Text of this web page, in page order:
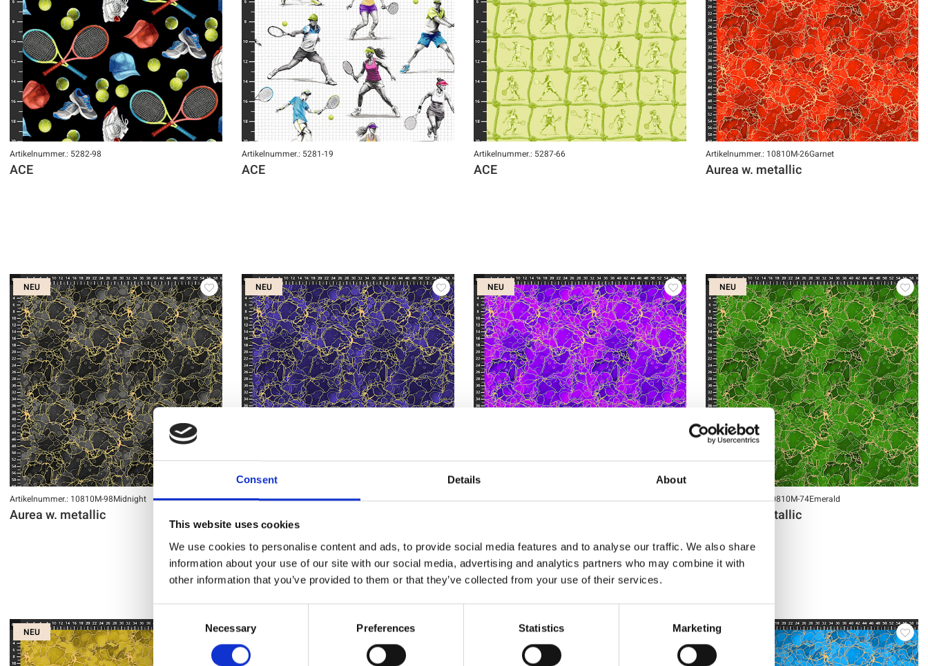
Consent Details About
This website uses cookies
We use cookies to personalise content and ads, to provide social media features and to analyse our traffic. We also share
information about your use of our site with our social media, advertising and analytics partners who may combine it with
other information that you’ve provided to them or that they’ve collected from your use of their services.
Selection
Necessary Preferences Statistics Marketing
Artikelnummer.: 5282-98
ACE
Artikelnummer.: 5281-19
ACE
Artikelnummer.: 5287-66
ACE
Artikelnummer.: 10810M-26Garnet
Aurea w. metallic
NEU
Artikelnummer.: 10810M-98Midnight
Aurea w. metallic
NEU
Artikelnummer.: 10810M-86Starlit
NEU
Artikelnummer.: 10810M-83Regal
NEU
Artikelnummer.: 10810M-74Emerald
Aurea w. metallic
NEU NEU NEU